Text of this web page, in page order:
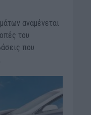
αναμένεται
του
που